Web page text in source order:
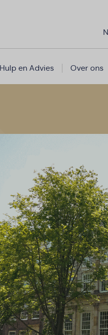
Hulp en Advies Over ons